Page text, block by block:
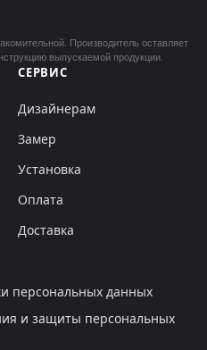
Производитель оставляет
выпускаемой продукции.
СЕРВИС
Дизайнерам
Замер
Установка
Оплата
Доставка
персональных данных
и защиты персональных